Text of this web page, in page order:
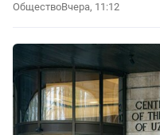
ОбществоВчера, 11:12